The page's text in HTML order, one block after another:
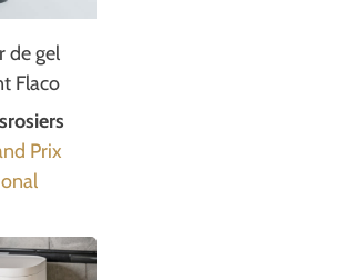
de gel
Flaco
Prix